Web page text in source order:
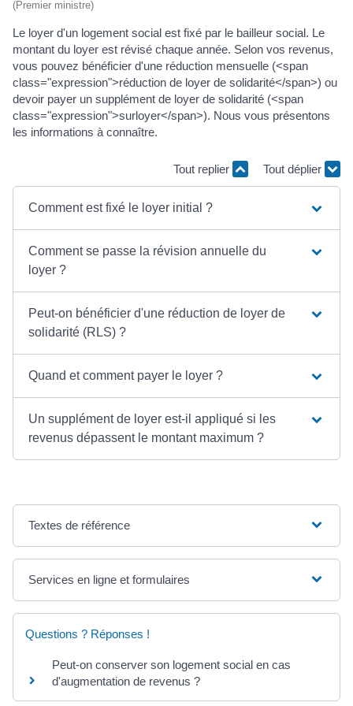
(Premier ministre)
Le loyer d'un logement social est fixé par le bailleur social. Le
montant du loyer est révisé chaque année. Selon vos revenus,
vous pouvez bénéficier d'une réduction mensuelle (<span
class="expression">réduction de loyer de solidarité</span>) ou
devoir payer un supplément de loyer de solidarité (<span
class="expression">surloyer</span>). Nous vous présentons
les informations à connaître.
Tout replier Tout déplier
Comment est fixé le loyer initial ?
Comment se passe la révision annuelle du
loyer ?
Peut-on bénéficier d'une réduction de loyer de
solidarité (RLS) ?
Quand et comment payer le loyer ?
Un supplément de loyer est-il appliqué si les
revenus dépassent le montant maximum ?
Textes de référence
Services en ligne et formulaires
Questions ? Réponses !
Peut-on conserver son logement social en cas
d'augmentation de revenus ?